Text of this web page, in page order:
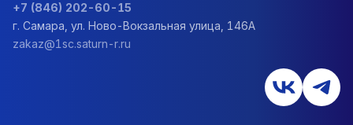
+7 (846) 202-60-15
г. Самара, ул. Ново-Вокзальная улица, 146А
zakaz@1sc.saturn-r.ru